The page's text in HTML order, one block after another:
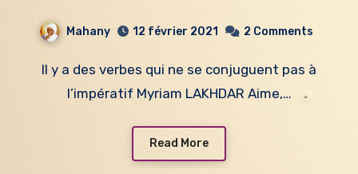
Mahany 12 février 2021 2 Comments
Il y a des verbes qui ne se conjuguent pas à
l’impératif Myriam LAKHDAR Aime,…
Read More